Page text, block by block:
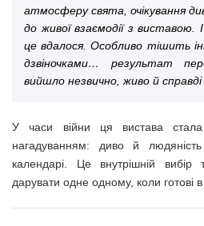
атмосферу свята, очікування
до живої взаємодії з
це вдалося. Особливо тішить
дзвіночками… результат
вийшло незвично, живо й справді
У часи війни ця вистава
нагадуванням: диво й
календарі. Це внутрішній
дарувати одне одному, коли готові в